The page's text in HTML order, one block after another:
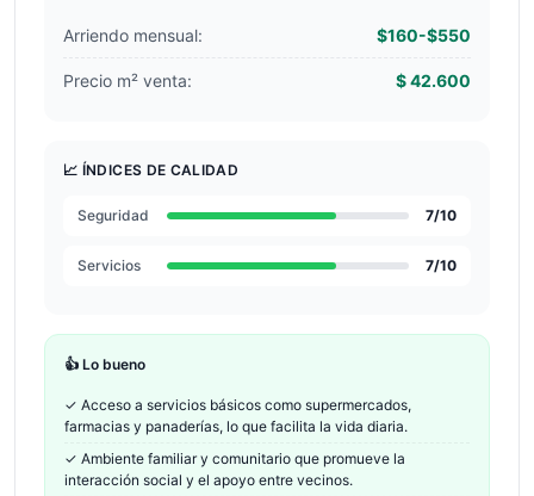
Arriendo mensual: $160-$550
Precio m² venta: $ 42.600
📈 ÍNDICES DE CALIDAD
Seguridad 7/10
Servicios 7/10
👍 Lo bueno
✓ Acceso a servicios básicos como supermercados,
farmacias y panaderías, lo que facilita la vida diaria.
✓ Ambiente familiar y comunitario que promueve la
interacción social y el apoyo entre vecinos.